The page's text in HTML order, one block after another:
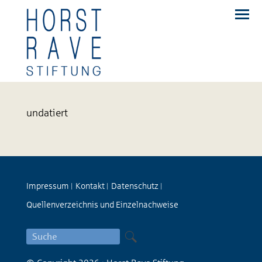
undatiert
Impressum Kontakt| Datenschutz|
Quellenverzeichnis und Einzelnachweise
Suche